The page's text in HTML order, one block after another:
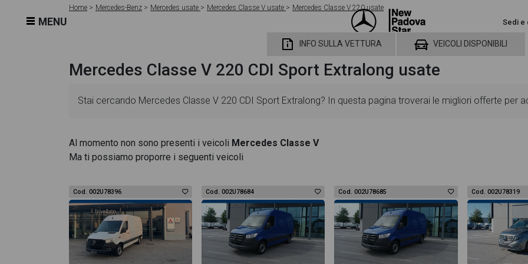
MENU Sedi e
Home Mercedes-Benz Mercedes usate Mercedes Classe V usate Mercedes Classe V 220 usate
INFO SULLA VETTURA VEICOLI DISPONIBILI
Mercedes Classe V 220 CDI Sport Extralong usate
Stai cercando Mercedes Classe V 220 CDI Sport Extralong? In questa pagina troverai le migliori offerte per
essenziali come l'alimentazione, dati tecnici, dotazioni standard ed opzionali, colorazione esterna e
220 CDI Sport Extralong dispone di una ricca gallery fotografica per poter vedere ogni singolo dettaglio del
design degli interni in alta definizione. Questo ti permetterà di valutare al meglio l'eventuale decisione di
All'interno della pagina Mercedes Classe V 220 CDI Sport Extralong troverai anche il listino prezzi, eventuale
Al momento non sono presenti i veicoli Mercedes Classe V
Ma ti possiamo proporre i seguenti veicoli
Cod. 002U78396 Cod. 002U78684 Cod. 002U78685 Cod. 002U78319